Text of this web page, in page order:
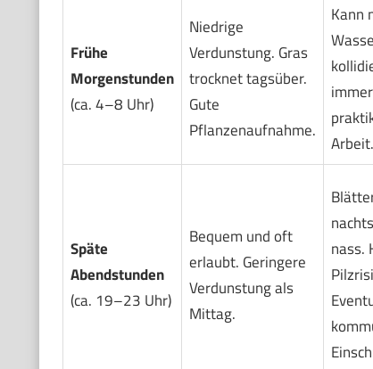
Frühe
Morgenstunden
(ca. 4–8 Uhr)
Niedrige
Verdunstung. Gras
trocknet tagsüber.
Gute
Pflanzenaufnahme.
Kann
immer
Arbeit.
Späte
Abendstunden
(ca. 19–23 Uhr)
Bequem und oft
erlaubt. Geringere
Verdunstung als
Mittag.
nass.